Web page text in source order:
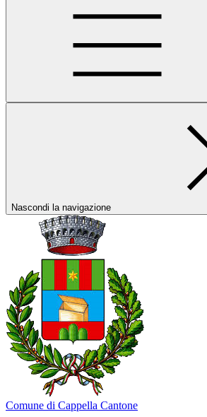
Nascondi la navigazione
Comune di Cappella Cantone